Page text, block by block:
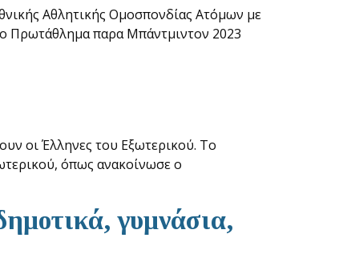
Αθλητικής Ομοσπονδίας Ατόμων με
Πρωτάθλημα παρα Μπάντμιντον 2023
οι Έλληνες του Εξωτερικού. Το
όπως ανακοίνωσε ο
γυμνάσια,